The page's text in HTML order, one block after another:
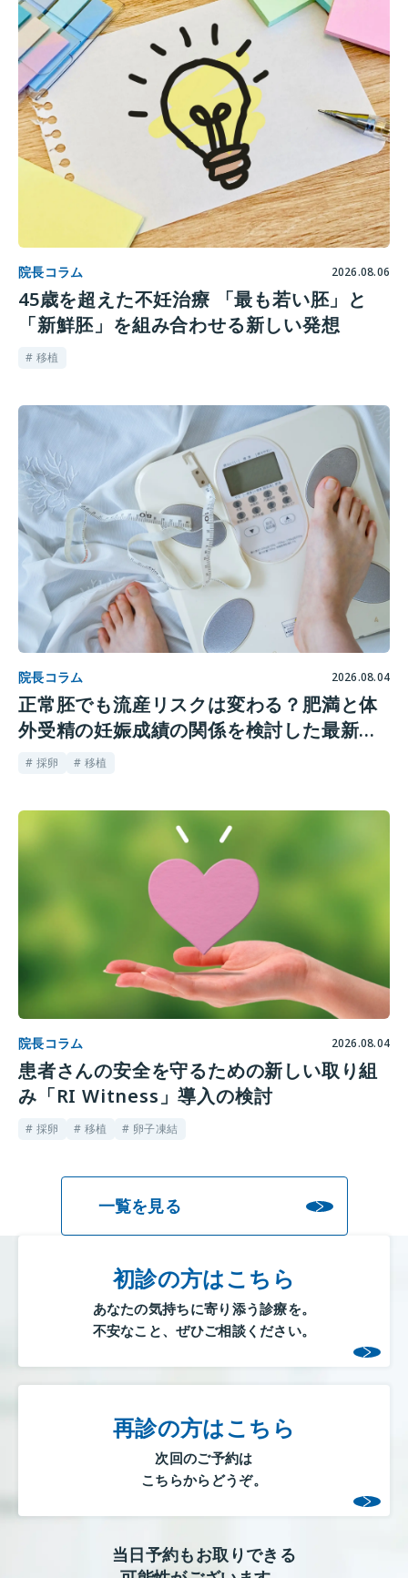
院長コラム 2026.08.06
45歳を超えた不妊治療 「最も若い胚」と
「新鮮胚」を組み合わせる新しい発想
# 移植
院長コラム 2026.08.04
正常胚でも流産リスクは変わる？肥満と体
外受精の妊娠成績の関係を検討した最新研
究
# 採卵 # 移植
院長コラム 2026.08.04
患者さんの安全を守るための新しい取り組
み「RI Witness」導入の検討
# 採卵 # 移植 # 卵子凍結
一覧を見る
初診の方はこちら
あなたの気持ちに寄り添う診療を。
不安なこと、ぜひご相談ください。
再診の方はこちら
次回のご予約は
こちらからどうぞ。
当日予約もお取りできる